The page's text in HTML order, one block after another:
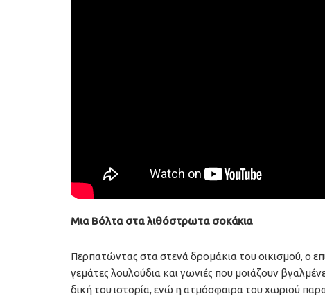
Μια Βόλτα στα λιθόστρωτα σοκάκια
Περπατώντας στα στενά δρομάκια του οικισμού, ο
γεμάτες λουλούδια και γωνιές που μοιάζουν
δική του ιστορία, ενώ η ατμόσφαιρα του χωριού